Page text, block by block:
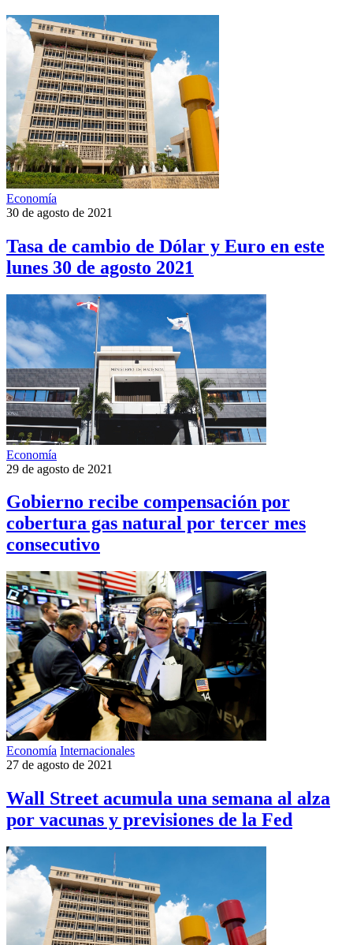
Economía
30 de agosto de 2021
Tasa de cambio de Dólar y Euro en este
lunes 30 de agosto 2021
Economía
29 de agosto de 2021
Gobierno recibe compensación por
cobertura gas natural por tercer mes
consecutivo
Economía Internacionales
27 de agosto de 2021
Wall Street acumula una semana al alza
por vacunas y previsiones de la Fed